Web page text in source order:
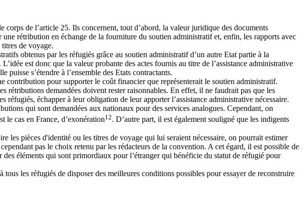
corps de l’article 25. Ils concernent, tout d’abord, la valeur juridique des documents
rétribution en échange de la fourniture du soutien administratif et, enfin, les rapports avec
de voyage.
obtenus par les réfugiés grâce au soutien administratif d’un autre Etat partie à la
est donc que la valeur probante des actes fournis au titre de l’assistance administrative
s’étendre à l’ensemble des Etats contractants.
contribution pour supporter le coût financier que représenterait le soutien administratif.
rétributions demandées doivent rester raisonnables. En effet, il ne faudrait pas que les
échapper à leur obligation de leur apporter l’assistance administrative nécessaire.
qui sont demandées aux nationaux pour des services analogues. Cependant, on
le cas en France, d’exonération12. D’autre part, il est également souligné que les indigents
les pièces d'identité ou les titres de voyage qui lui seraient nécessaire, on pourrait estimer
pas le choix retenu par les rédacteurs de la convention. A cet égard, il est possible de
éléments qui sont primordiaux pour l’étranger qui bénéficie du statut de réfugié pour
les réfugiés de disposer des meilleures conditions possibles pour essayer de reconstruire